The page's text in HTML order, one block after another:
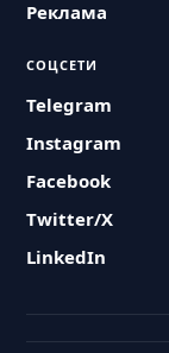
Реклама
СОЦСЕТИ
Telegram
Instagram
Facebook
Twitter/X
LinkedIn